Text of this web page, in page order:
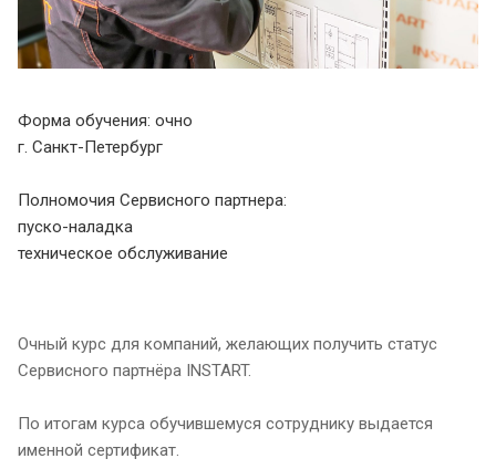
Форма обучения: очно
г. Санкт-Петербург
Полномочия Сервисного партнера:
пуско-наладка
техническое обслуживание
Очный курс для компаний, желающих получить статус
Сервисного партнёра INSTART.
По итогам курса обучившемуся сотруднику выдается
именной сертификат.